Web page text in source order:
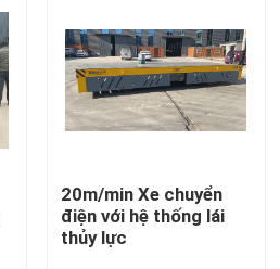
20m/min Xe chuyển
điện với hệ thống lái
thủy lực